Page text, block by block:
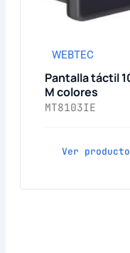
WEBTEC
Pantalla táctil
M colores
MT8103IE
Ver